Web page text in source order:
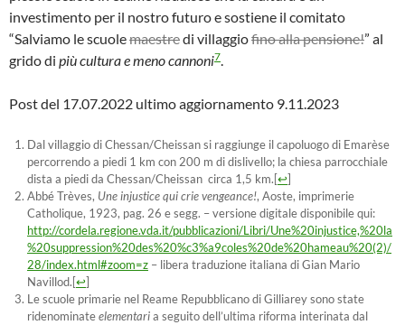
investimento per il nostro futuro e sostiene il comitato
“Salviamo le scuolemaestredi villaggiofino alla pensione!” al
grido di più cultura e meno cannoni7.
Post del 17.07.2022 ultimo aggiornamento 9.11.2023
Dal villaggio di Chessan/Cheissan si raggiunge il capoluogo di Emarèse
percorrendo a piedi 1 km con 200 m di dislivello; la chiesa parrocchiale
dista a piedi da Chessan/Cheissan circa 1,5 km.[↩]
Abbé Trèves, Une injustice qui crie vengeance!, Aoste, imprimerie
Catholique, 1923, pag. 26 e segg. – versione digitale disponibile qui:
http://cordela.regione.vda.it/pubblicazioni/Libri/Une%20injustice,%20la
%20suppression%20des%20%c3%a9coles%20de%20hameau%20(2)/
28/index.html#zoom=z – libera traduzione italiana di Gian Mario
Navillod.[↩]
Le scuole primarie nel Reame Repubblicano di Gilliarey sono state
ridenominateelementaria seguito dell’ultima riforma interinata dal